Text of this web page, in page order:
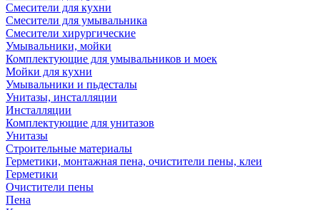
Смесители для кухни
Смесители для умывальника
Смесители хирургические
Умывальники, мойки
Комплектующие для умывальников и моек
Мойки для кухни
Умывальники и пьдесталы
Унитазы, инсталляции
Инсталляции
Комплектующие для унитазов
Унитазы
Строительные материалы
Герметики, монтажная пена, очистители пены, клеи
Герметики
Очистители пены
Пена